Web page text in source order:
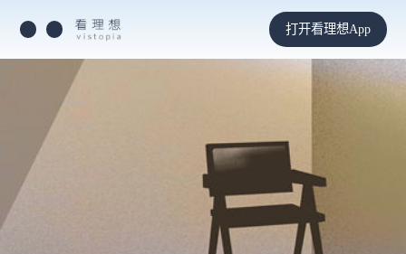
打开看理想App